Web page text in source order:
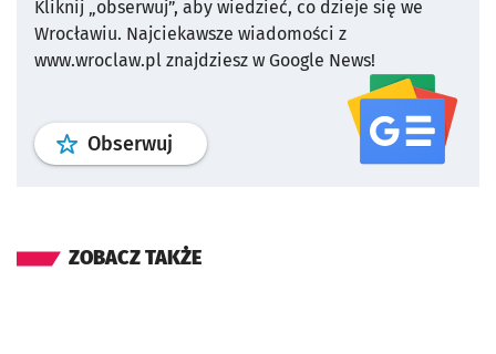
Kliknij „obserwuj”, aby wiedzieć, co dzieje się we
Wrocławiu. Najciekawsze wiadomości z
www.wroclaw.pl znajdziesz w Google News!
Obserwuj profil serwisu
ZOBACZ TAKŻE